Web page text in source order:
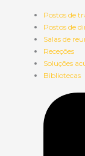
Postos de
Postos de
Salas de
Receções
Soluções
Bibliotecas